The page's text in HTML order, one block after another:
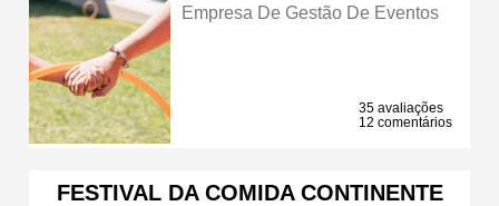
Empresa De Gestão De Eventos
35 avaliações
12 comentários
FESTIVAL DA COMIDA CONTINENTE